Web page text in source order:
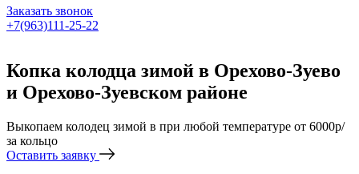
Заказать звонок
+7(963)111-25-22
Копка колодца зимой в Орехово-Зуево
и Орехово-Зуевском районе
Выкопаем колодец зимой в при любой температуре от 6000р/
за кольцо
Оставить заявку